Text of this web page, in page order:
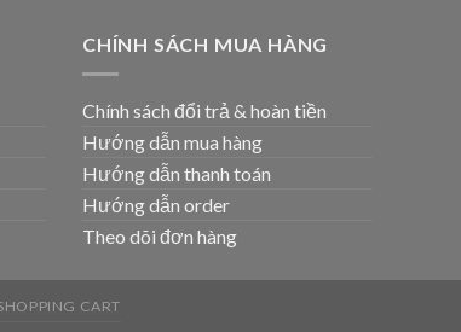
CHÍNH SÁCH MUA HÀNG
Chính sách đổi trả & hoàn tiền
Hướng dẫn mua hàng
Hướng dẫn thanh toán
Hướng dẫn order
Theo dõi đơn hàng
CART